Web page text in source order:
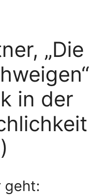
„Die
in der
geht: